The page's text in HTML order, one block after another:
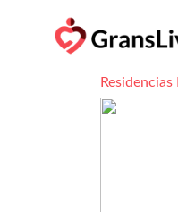
Residencias